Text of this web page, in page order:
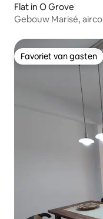
Flat in O Grove
Gebouw Marisé,
Favoriet van gasten
Favoriet van gasten